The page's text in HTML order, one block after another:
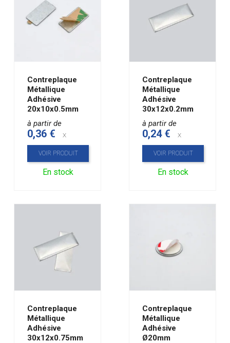
Contreplaque
Métallique
Adhésive
20x10x0.5mm
à partir de
0,36 € x
VOIR PRODUIT
En stock
Contreplaque
Métallique
Adhésive
30x12x0.2mm
à partir de
0,24 € x
VOIR PRODUIT
En stock
Contreplaque
Métallique
Adhésive
30x12x0.75mm
Contreplaque
Métallique
Adhésive
Ø20mm